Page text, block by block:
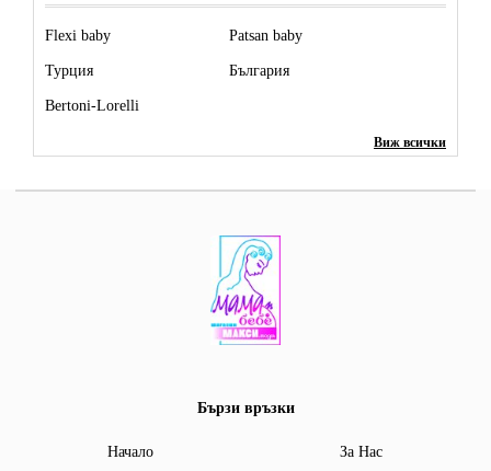
Flexi baby Patsan baby
Турция България
Bertoni-Lorelli
Виж всички
Бързи връзки
Начало За Нас